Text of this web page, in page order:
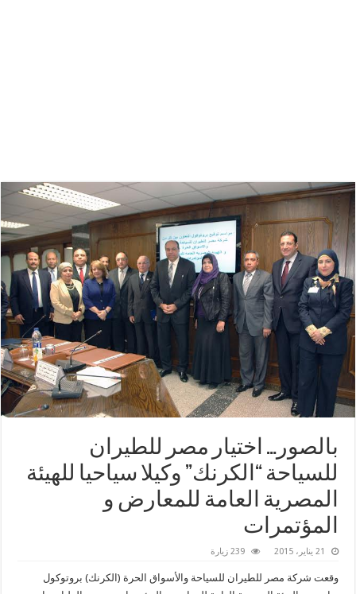
بالصور… اختيار مصر للطيران
للسياحة “الكرنك” وكيلا سياحيا للهيئة
المصرية العامة للمعارض و
المؤتمرات
21 يناير، 2015 239 زيارة
وقعت شركة مصر للطيران للسياحة والأسواق الحرة (الكرنك) بروتوكول